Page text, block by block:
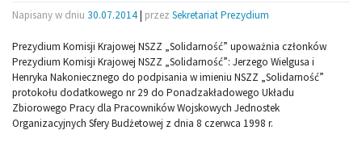
Napisany w dniu 30.07.2014| przez Sekretariat Prezydium
Prezydium Komisji Krajowej NSZZ „Solidarność” upoważnia członków
Prezydium Komisji Krajowej NSZZ „Solidarność”: Jerzego Wielgusa i
Henryka Nakoniecznego do podpisania w imieniu NSZZ „Solidarność”
protokołu dodatkowego nr 29 do Ponadzakładowego Układu
Zbiorowego Pracy dla Pracowników Wojskowych Jednostek
Organizacyjnych Sfery Budżetowej z dnia 8 czerwca 1998 r.